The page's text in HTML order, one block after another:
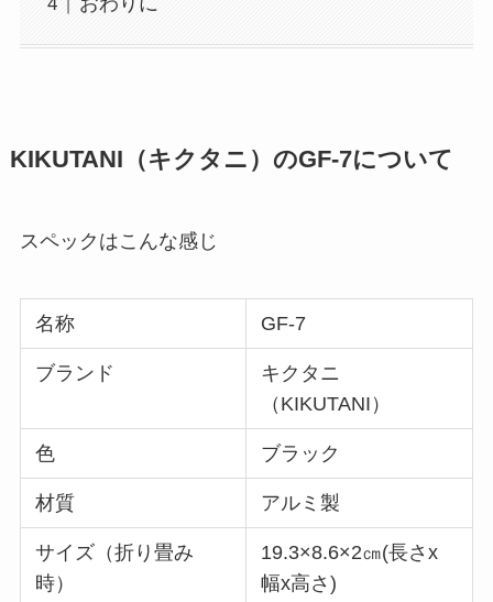
KIKUTANI（キクタニ）のGF-7について
スペックはこんな感じ
名称 GF-7
ブランド
キクタニ
（KIKUTANI）
色 ブラック
材質 アルミ製
サイズ（折り畳み
時）
19.3×8.6×2㎝(長さx
幅x高さ)